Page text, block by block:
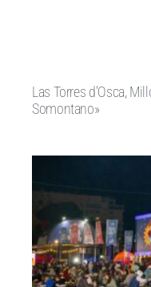
Las Torres d’Osca,
Somontano»